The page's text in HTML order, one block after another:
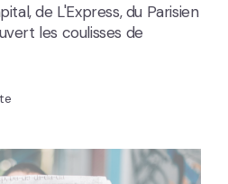
de L'Express, du Parisien
les coulisses de